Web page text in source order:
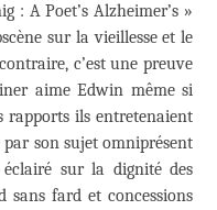
: A Poet’s Alzheimer’s »
sur la vieillesse et le
c’est une preuve
aime Edwin même si
rapports ils entretenaient
par son sujet omniprésent
sur la dignité des
sans fard et concessions